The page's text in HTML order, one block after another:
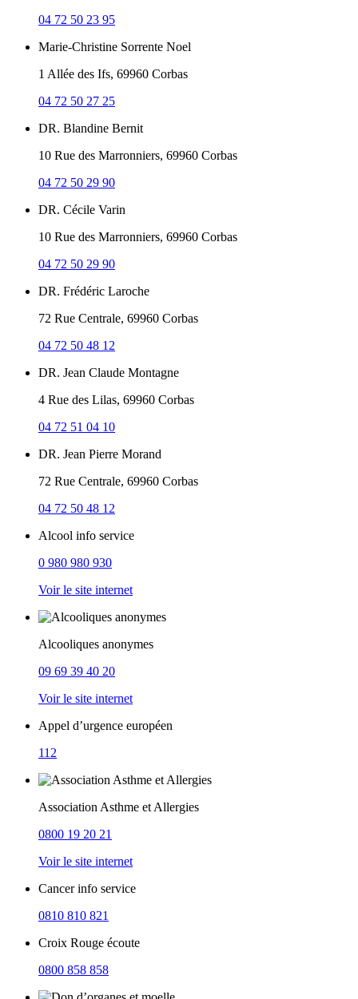
04 72 50 23 95
Marie-Christine Sorrente Noel
1 Allée des Ifs, 69960 Corbas
04 72 50 27 25
DR. Blandine Bernit
10 Rue des Marronniers, 69960 Corbas
04 72 50 29 90
DR. Cécile Varin
10 Rue des Marronniers, 69960 Corbas
04 72 50 29 90
DR. Frédéric Laroche
72 Rue Centrale, 69960 Corbas
04 72 50 48 12
DR. Jean Claude Montagne
4 Rue des Lilas, 69960 Corbas
04 72 51 04 10
DR. Jean Pierre Morand
72 Rue Centrale, 69960 Corbas
04 72 50 48 12
Alcool info service
0 980 980 930
Voir le site internet
Alcooliques anonymes
09 69 39 40 20
Voir le site internet
Appel d’urgence européen
112
Association Asthme et Allergies
0800 19 20 21
Voir le site internet
Cancer info service
0810 810 821
Croix Rouge écoute
0800 858 858